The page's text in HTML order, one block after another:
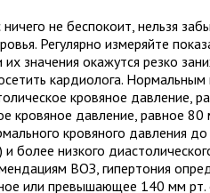
не беспокоит, нельзя
Регулярно измеряйте
их значения окажутся резко
кардиолога.
кровяное давление,
кровяное давление, равное
кровяного давления
более низкого
ВОЗ, гипертония
или превышающее 140 мм рт.